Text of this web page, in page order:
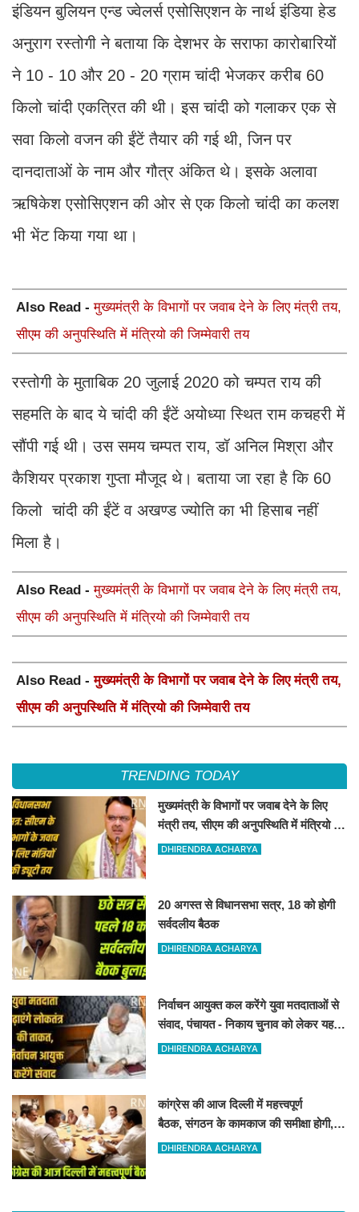
इंडियन बुलियन एन्ड ज्वेलर्स एसोसिएशन के नार्थ इंडिया हेड
अनुराग रस्तोगी ने बताया कि देशभर के सराफा कारोबारियों
ने 10 - 10 और 20 - 20 ग्राम चांदी भेजकर करीब 60
किलो चांदी एकत्रित की थी। इस चांदी को गलाकर एक से
सवा किलो वजन की ईंटें तैयार की गई थी, जिन पर
दानदाताओं के नाम और गौत्र अंकित थे। इसके अलावा
ऋषिकेश एसोसिएशन की ओर से एक किलो चांदी का कलश
भी भेंट किया गया था।
Also Read -मुख्यमंत्री के विभागों पर जवाब देने के लिए मंत्री तय,
सीएम की अनुपस्थिति में मंत्रियो की जिम्मेवारी तय
रस्तोगी के मुताबिक 20 जुलाई 2020 को चम्पत राय की
सहमति के बाद ये चांदी की ईंटें अयोध्या स्थित राम कचहरी में
सौंपी गई थी। उस समय चम्पत राय, डॉ अनिल मिश्रा और
कैशियर प्रकाश गुप्ता मौजूद थे। बताया जा रहा है कि 60
किलो चांदी की ईंटें व अखण्ड ज्योति का भी हिसाब नहीं
मिला है।
Also Read -मुख्यमंत्री के विभागों पर जवाब देने के लिए मंत्री तय,
सीएम की अनुपस्थिति में मंत्रियो की जिम्मेवारी तय
Also Read -मुख्यमंत्री के विभागों पर जवाब देने के लिए मंत्री तय,
सीएम की अनुपस्थिति में मंत्रियो की जिम्मेवारी तय
TRENDING TODAY
मुख्यमंत्री के विभागों पर जवाब देने के लिए
मंत्री तय, सीएम की अनुपस्थिति में मंत्रियो की
जिम्मेवारी तय
DHIRENDRA ACHARYA
20 अगस्त से विधानसभा सत्र, 18 को होगी
सर्वदलीय बैठक
DHIRENDRA ACHARYA
निर्वाचन आयुक्त कल करेंगे युवा मतदाताओं से
संवाद, पंचायत - निकाय चुनाव को लेकर यह
संवाद हो रहा है
DHIRENDRA ACHARYA
कांग्रेस की आज दिल्ली में महत्त्वपूर्ण
बैठक, संगठन के कामकाज की समीक्षा होगी,
चुनावी चर्चा भी
DHIRENDRA ACHARYA